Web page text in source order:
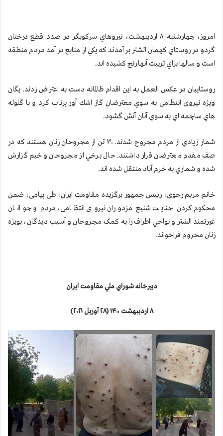
امروز، چهارشنبه ۸ ارديبهشت، نيروهاي سركوبگر در صدد قطع درختان
گردو در روستاي كهمان الشتر بر آمدند كه يكي از منابع در آمد مردم منطقه
است و سالها براي تربيت آنها رنج كشيده اند.
روستاييان در عكس العمل به اين اقدام ظالمانه دست به اعتراض زدند. یگان
ویژه نیروی انتظامی به سوي معترضان گاز اشك آور پرتاب كرد و با گلوله
هاي ساچمه اي به سوي آنان آتش گشود.
شمار زيادي از مردم مجروح شدند. ۳۰ تن از مجروحان زنان هستند كه در
صف مقدم معترضان قرار داشتند. حال برخي از مجروحان وخيم گزارش
شده و شماري به خرم آباد منتقل شده اند.
خانم مريم رجوی، ريیس جمهور برگزیده مقاومت ايران، طی پیامی، ضمن
محکوم کردن جنایت شنیع مزدوران نیروی انتظامی، مردم و جوانان
غيرتمند الشتر و نواحي اطراف را به کمک مجروحان و آسیب دیدگان، بویژه
زنان محروم فراخواند.
دبيرخانه شوراي ملي مقاومت ايران
۸ اردیبهشت ۱۴۰۰ (۲۸ آوریل ۲۰۲۱)